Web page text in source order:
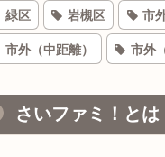
緑区 岩槻区 市
市外（中距離） 市外
さいファミ！とは